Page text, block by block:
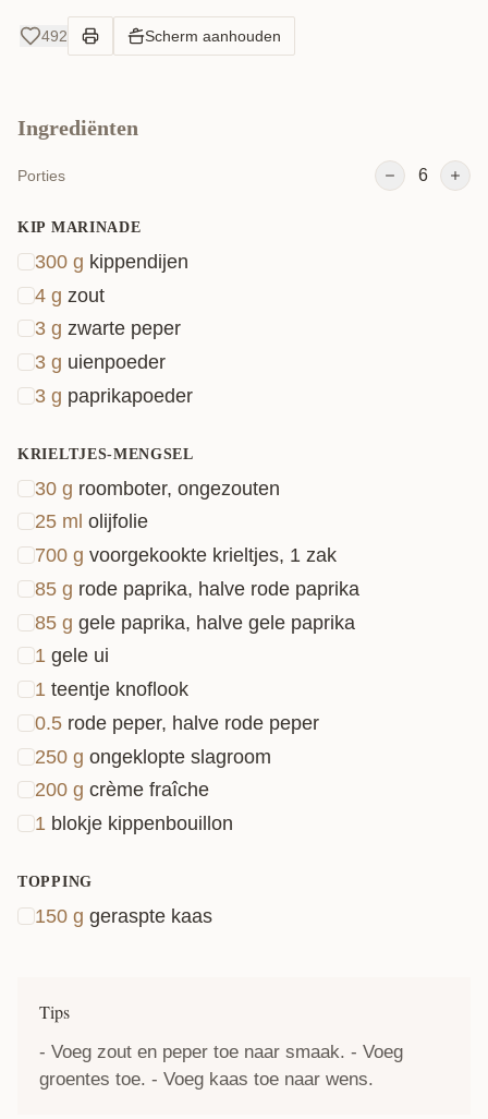
492 Scherm aanhouden
Ingrediënten
Porties 6
KIP MARINADE
300 g kippendijen
4 g zout
3 g zwarte peper
3 g uienpoeder
3 g paprikapoeder
KRIELTJES-MENGSEL
30 g roomboter, ongezouten
25 ml olijfolie
700 g voorgekookte krieltjes, 1 zak
85 g rode paprika, halve rode paprika
85 g gele paprika, halve gele paprika
1 gele ui
1 teentje knoflook
0.5 rode peper, halve rode peper
250 g ongeklopte slagroom
200 g crème fraîche
1 blokje kippenbouillon
TOPPING
150 g geraspte kaas
Tips
- Voeg zout en peper toe naar smaak. - Voeg
groentes toe. - Voeg kaas toe naar wens.